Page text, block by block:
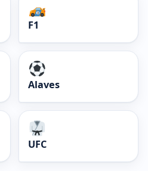
F1
Alaves
UFC